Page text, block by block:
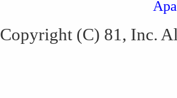
Copyright (C) 81, Inc.